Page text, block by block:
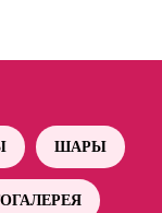
ШАРЫ